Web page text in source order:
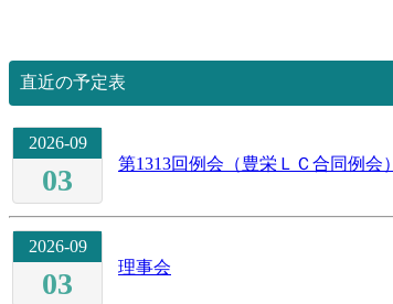
直近の予定表
2026-09
03 第1313回例会（豊栄ＬＣ合同例会）
2026-09
03 理事会